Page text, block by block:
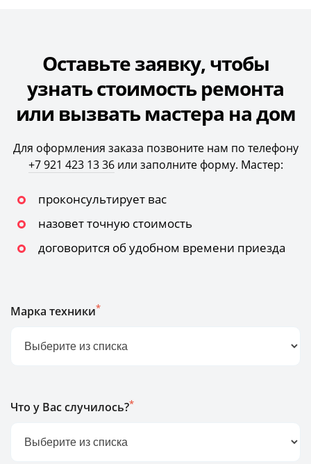
Оставьте заявку, чтобы
узнать стоимость ремонта
или вызвать мастера на дом
Для оформления заказа позвоните нам по телефону
+7 921 423 13 36или заполните форму. Мастер:
проконсультирует вас
назовет точную стоимость
договорится об удобном времени приезда
Марка техники*
Что у Вас случилось?*